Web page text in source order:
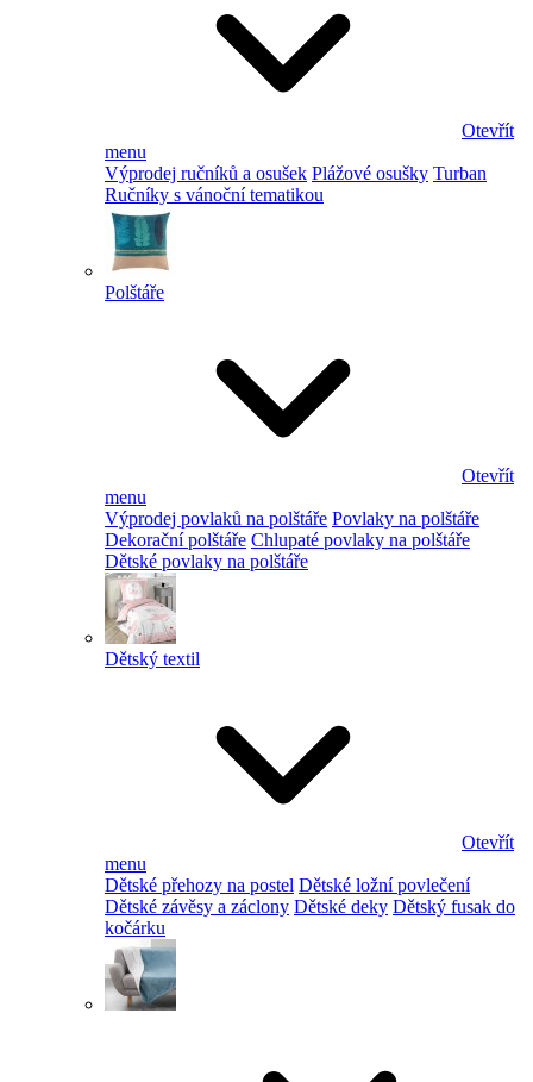
Otevřít
menu
Výprodej ručníků a osušek Plážové osušky Turban
Ručníky s vánoční tematikou
Polštáře
Otevřít
menu
Výprodej povlaků na polštáře Povlaky na polštáře
Dekorační polštáře Chlupaté povlaky na polštáře
Dětské povlaky na polštáře
Dětský textil
Otevřít
menu
Dětské přehozy na postel Dětské ložní povlečení
Dětské závěsy a záclony Dětské deky Dětský fusak do
kočárku